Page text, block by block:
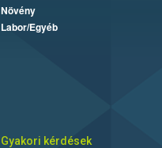
Növény
Labor/Egyéb
Gyakori kérdések